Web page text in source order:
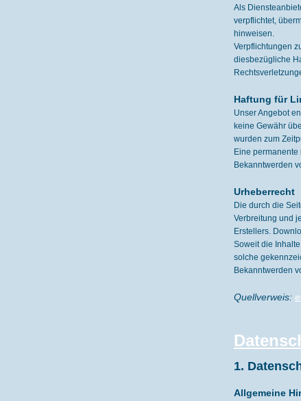
Als
verpflichtet,
hinweisen.
Verpflichtungen
diesbezügliche
Haftung für
Unser Angebot
keine Gewähr
wurden zum
Eine
Bekanntwerden
Urheberrecht
Die durch die
Verbreitung und
Erstellers.
Soweit die
solche
Bekanntwerden
Quellverweis:
1.
Allgemeine